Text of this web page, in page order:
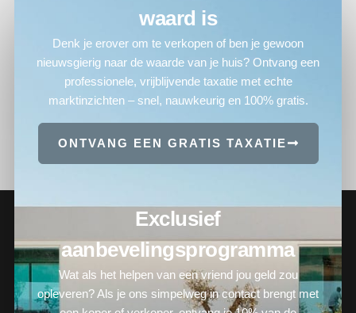
waard is
Denk je erover om te verkopen of ben je gewoon
nieuwsgierig naar de waarde van je huis? Ontvang een
professionele, vrijblijvende taxatie met echte
marktinzichten – snel, nauwkeurig en 100% gratis.
ONTVANG EEN GRATIS TAXATIE
Exclusief
aanbevelingsprogramma
Wat als het helpen van een vriend jou geld zou
opleveren? Als je ons simpelweg in contact brengt met